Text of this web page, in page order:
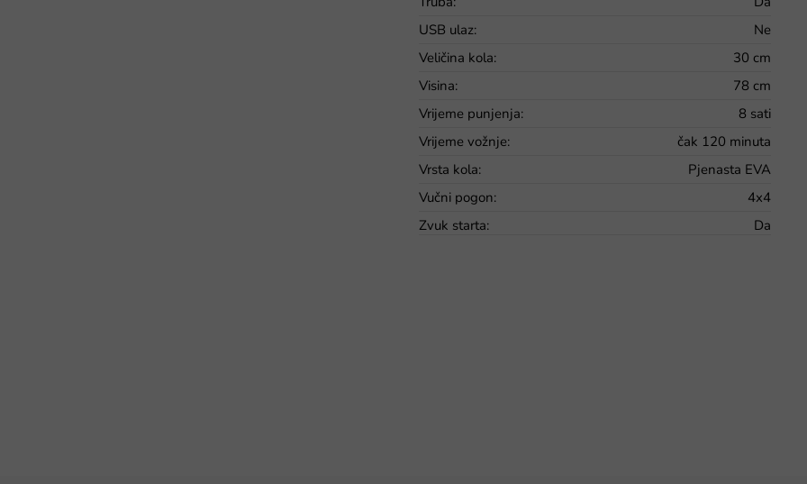
USB ulaz:
Ne
Veličina kola:
30 cm
Visina:
78 cm
Vrijeme punjenja:
8 sati
Vrijeme vožnje:
čak 120 minuta
Vrsta kola:
Pjenasta EVA
Vučni pogon:
4x4
Zvuk starta: Da